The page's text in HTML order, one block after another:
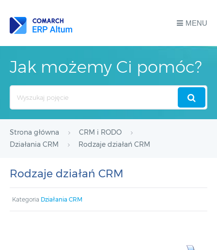
MENU
Jak możemy Ci pomóc?
Strona główna
CRM i RODO
Działania CRM
Rodzaje działań CRM
Rodzaje działań CRM
Kategoria Działania CRM